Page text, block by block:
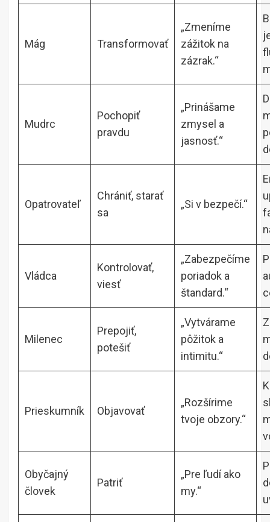
Mág Transformovať
„Zmeníme
zážitok na
zázrak.“
Mudrc
Pochopiť
pravdu
„Prinášame
zmysel a
jasnosť.“
Opatrovateľ
Chrániť, starať
sa
„Si v bezpečí.“
Vládca
Kontrolovať,
viesť
„Zabezpečíme
poriadok a
štandard.“
Milenec
Prepojiť,
potešiť
„Vytvárame
pôžitok a
intimitu.“
Prieskumník Objavovať
„Rozšírime
tvoje obzory.“
Obyčajný
človek
Patriť
„Pre ľudí ako
my.“